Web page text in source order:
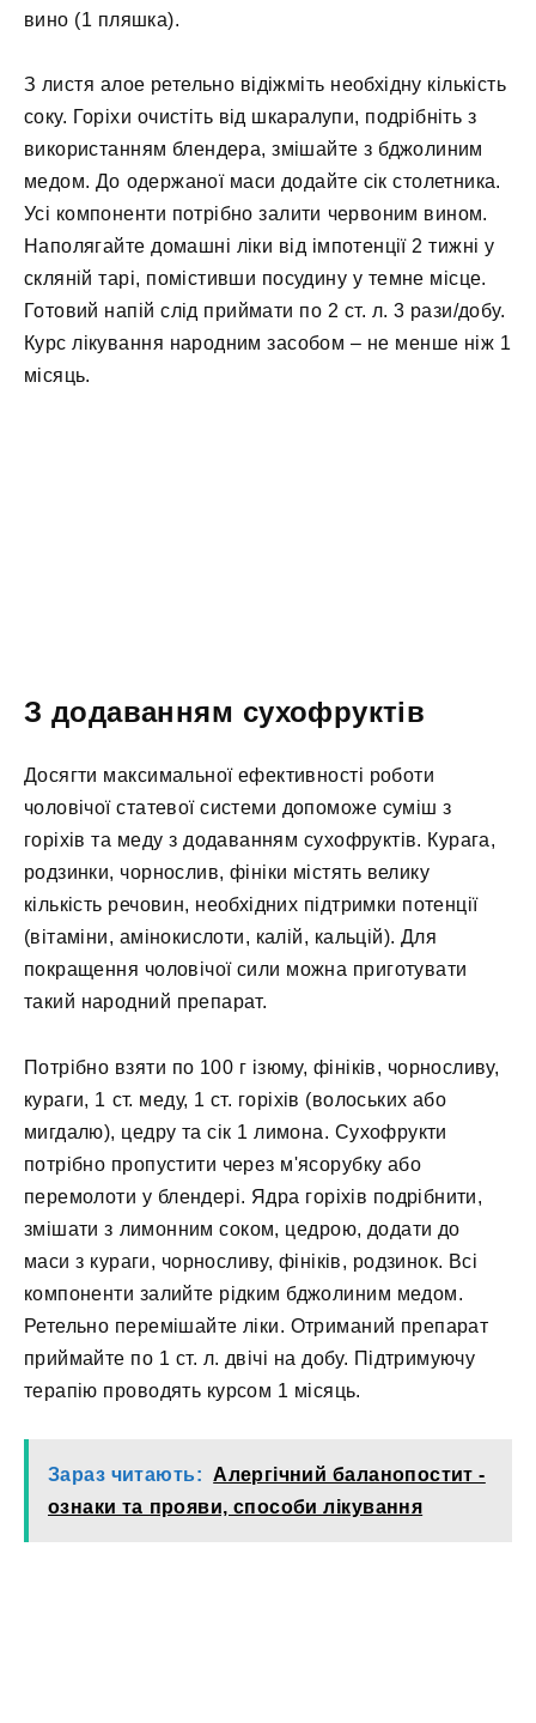
вино (1 пляшка).
З листя алое ретельно відіжміть необхідну кількість
соку. Горіхи очистіть від шкаралупи, подрібніть з
використанням блендера, змішайте з бджолиним
медом. До одержаної маси додайте сік столетника.
Усі компоненти потрібно залити червоним вином.
Наполягайте домашні ліки від імпотенції 2 тижні у
скляній тарі, помістивши посудину у темне місце.
Готовий напій слід приймати по 2 ст. л. 3 рази/добу.
Курс лікування народним засобом – не менше ніж 1
місяць.
З додаванням сухофруктів
Досягти максимальної ефективності роботи
чоловічої статевої системи допоможе суміш з
горіхів та меду з додаванням сухофруктів. Курага,
родзинки, чорнослив, фініки містять велику
кількість речовин, необхідних підтримки потенції
(вітаміни, амінокислоти, калій, кальцій). Для
покращення чоловічої сили можна приготувати
такий народний препарат.
Потрібно взяти по 100 г ізюму, фініків, чорносливу,
кураги, 1 ст. меду, 1 ст. горіхів (волоських або
мигдалю), цедру та сік 1 лимона. Сухофрукти
потрібно пропустити через м'ясорубку або
перемолоти у блендері. Ядра горіхів подрібнити,
змішати з лимонним соком, цедрою, додати до
маси з кураги, чорносливу, фініків, родзинок. Всі
компоненти залийте рідким бджолиним медом.
Ретельно перемішайте ліки. Отриманий препарат
приймайте по 1 ст. л. двічі на добу. Підтримуючу
терапію проводять курсом 1 місяць.
Зараз читають:
Алергічний баланопостит -
ознаки та прояви, способи лікування